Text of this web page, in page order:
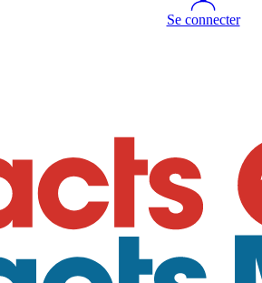
Se connecter